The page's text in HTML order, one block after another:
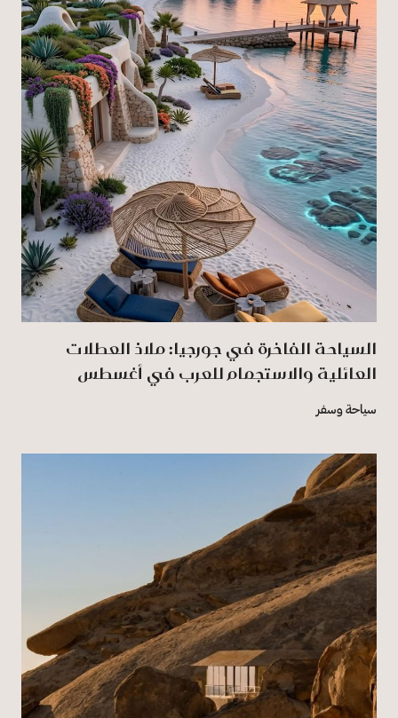
السياحة الفاخرة في جورجيا: ملاذ العطلات
العائلية والاستجمام للعرب في أغسطس
سياحة وسفر